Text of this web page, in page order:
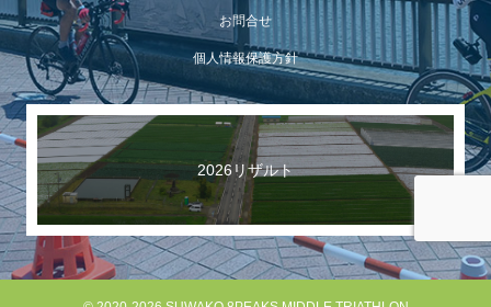
【イベント報告】Luminaオンラインガイドツアーが開催
されました
お問合せ
個人情報保護方針
2026リザルト